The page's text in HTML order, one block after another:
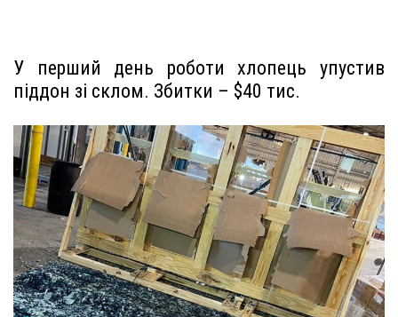
У перший день роботи хлопець упустив
піддон зі склом. Збитки – $40 тис.